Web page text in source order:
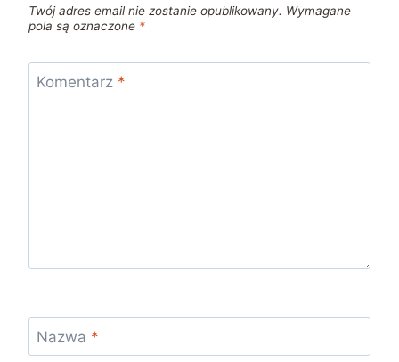
Twój adres email nie zostanie opublikowany. Wymagane
pola są oznaczone *
Komentarz *
Nazwa *